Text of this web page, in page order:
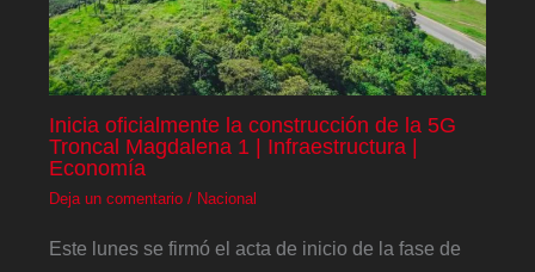
Inicia oficialmente la construcción de la 5G
Troncal Magdalena 1 | Infraestructura |
Economía
Deja un comentario / Nacional
Este lunes se firmó el acta de inicio de la fase de